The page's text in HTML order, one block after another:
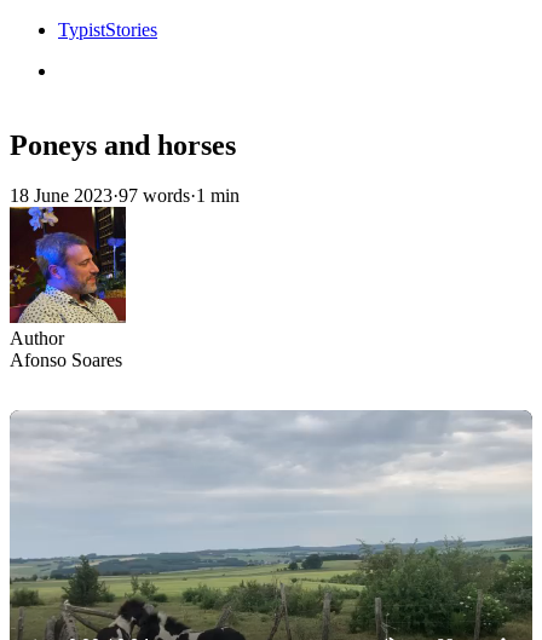
TypistStories
Poneys and horses
18 June 2023·97 words·1 min
Author
Afonso Soares